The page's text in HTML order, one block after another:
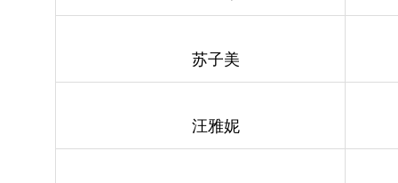
苏子美
汪雅妮